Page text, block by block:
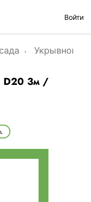
Войти
Укрывной
D20 3м /